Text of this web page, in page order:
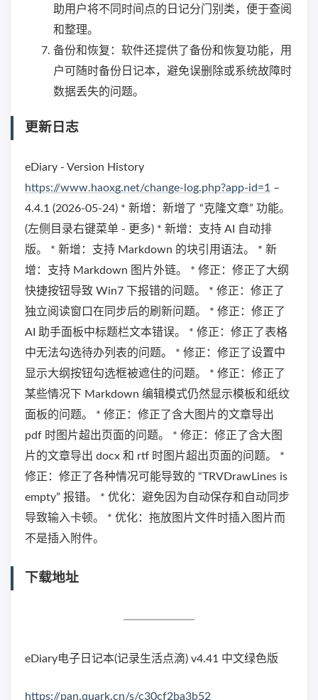
助用户将不同时间点的日记分门别类，便于查阅
和整理。
备份和恢复：软件还提供了备份和恢复功能，用
户可随时备份日记本，避免误删除或系统故障时
数据丢失的问题。
更新日志
eDiary - Version History
https://www.haoxg.net/change-log.php?app-id=1 –
4.4.1 (2026-05-24) * 新增：新增了 “克隆文章” 功能。
(左侧目录右键菜单 - 更多) * 新增：支持 AI 自动排
版。 * 新增：支持 Markdown 的块引用语法。 * 新
增：支持 Markdown 图片外链。 * 修正：修正了大纲
快捷按钮导致 Win7 下报错的问题。 * 修正：修正了
独立阅读窗口在同步后的刷新问题。 * 修正：修正了
AI 助手面板中标题栏文本错误。 * 修正：修正了表格
中无法勾选待办列表的问题。 * 修正：修正了设置中
显示大纲按钮勾选框被遮住的问题。 * 修正：修正了
某些情况下 Markdown 编辑模式仍然显示模板和纸纹
面板的问题。 * 修正：修正了含大图片的文章导出
pdf 时图片超出页面的问题。 * 修正：修正了含大图
片的文章导出 docx 和 rtf 时图片超出页面的问题。 *
修正：修正了各种情况可能导致的 “TRVDrawLines is
empty” 报错。 * 优化：避免因为自动保存和自动同步
导致输入卡顿。 * 优化：拖放图片文件时插入图片而
不是插入附件。
下载地址
eDiary电子日记本(记录生活点滴) v4.41 中文绿色版
https://pan.quark.cn/s/c30cf2ba3b52